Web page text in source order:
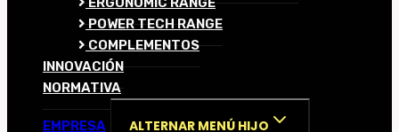
POWER TECH RANGE
COMPLEMENTOS
INNOVACIÓN
NORMATIVA
EMPRESA ALTERNAR MENÚ HIJO